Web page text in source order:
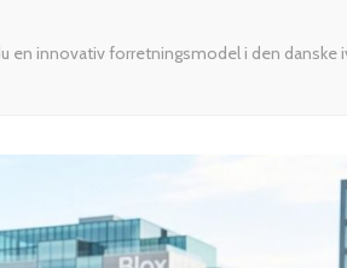
en innovativ forretningsmodel i den